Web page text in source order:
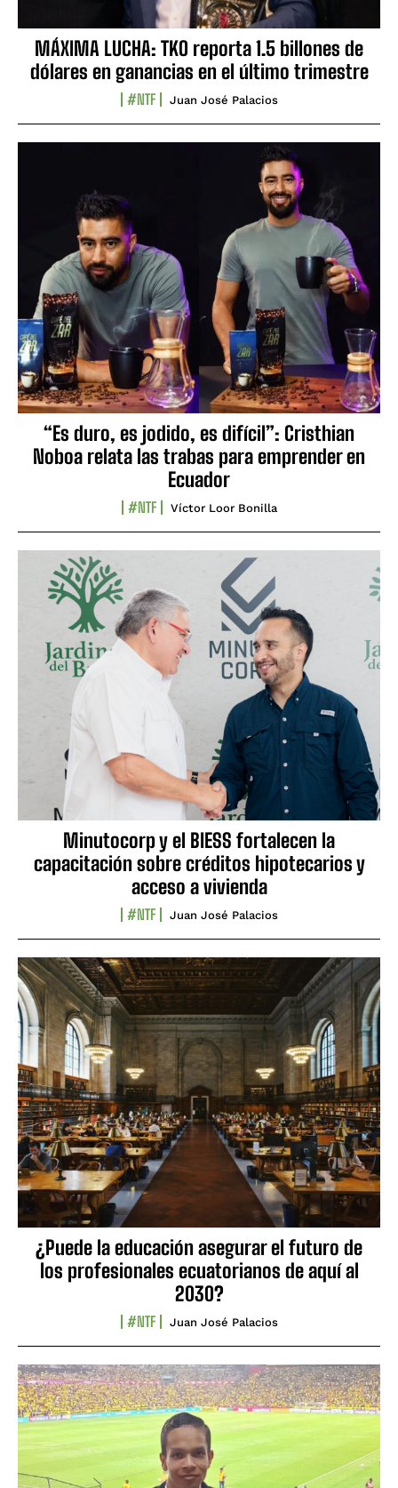
MÁXIMA LUCHA: TKO reporta 1.5 billones de
dólares en ganancias en el último trimestre
#NTF Juan José Palacios
“Es duro, es jodido, es difícil”: Cristhian
Noboa relata las trabas para emprender en
Ecuador
#NTF Víctor Loor Bonilla
Minutocorp y el BIESS fortalecen la
capacitación sobre créditos hipotecarios y
acceso a vivienda
#NTF Juan José Palacios
¿Puede la educación asegurar el futuro de
los profesionales ecuatorianos de aquí al
2030?
#NTF Juan José Palacios